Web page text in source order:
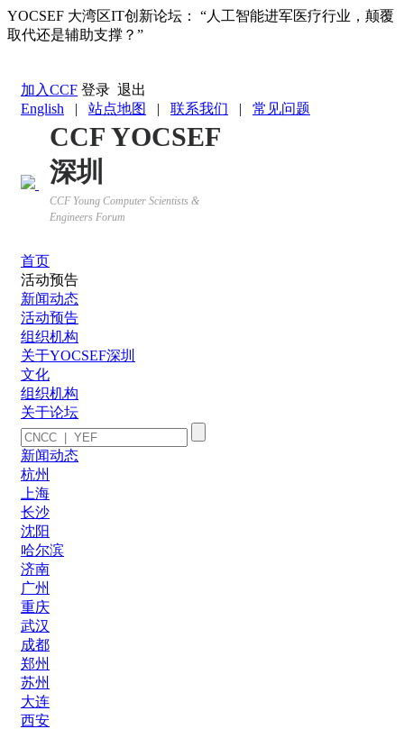
YOCSEF 大湾区IT创新论坛： “人工智能进军医疗行业，颠覆
取代还是辅助支撑？”
加入CCF 登录 退出
English | 站点地图 | 联系我们 | 常见问题
CCF YOCSEF
深圳
CCF Young Computer Scientists &
Engineers Forum
首页
活动预告
新闻动态
活动预告
组织机构
关于YOCSEF深圳
文化
组织机构
关于论坛
新闻动态
杭州
上海
长沙
沈阳
哈尔滨
济南
广州
重庆
武汉
成都
郑州
苏州
大连
西安